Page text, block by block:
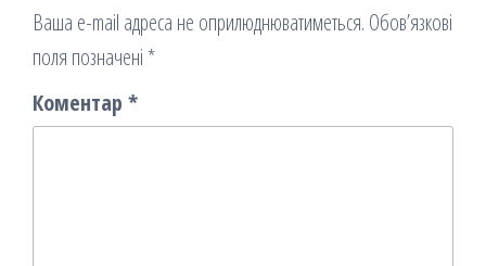
Ваша e-mail адреса не оприлюднюватиметься. Обов’язкові
поля позначені *
Коментар *